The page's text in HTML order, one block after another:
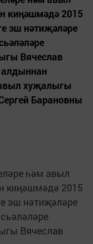
киңәшмәдә 2015
эш нәтиҗәләре
Вячеслав
хуҗалыгы
Барановны
һәм авыл
киңәшмәдә 2015
эш нәтиҗәләре
Вячеслав